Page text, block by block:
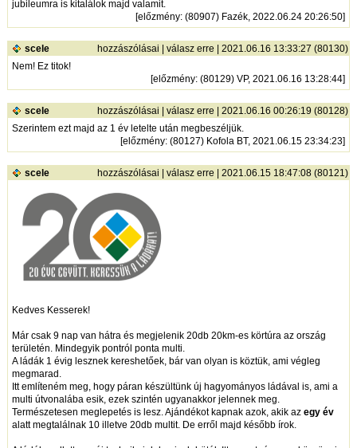
jubileumra is kitalálok majd valamit.
[előzmény: (80907) Fazék, 2022.06.24 20:26:50]
scele hozzászólásai |válasz erre | 2021.06.16 13:33:27 (80130)
Nem! Ez titok!
[előzmény: (80129) VP, 2021.06.16 13:28:44]
scele hozzászólásai |válasz erre | 2021.06.16 00:26:19 (80128)
Szerintem ezt majd az 1 év letelte után megbeszéljük.
[előzmény: (80127) Kofola BT, 2021.06.15 23:34:23]
scele hozzászólásai |válasz erre | 2021.06.15 18:47:08 (80121)
Kedves Kesserek!
Már csak 9 nap van hátra és megjelenik 20db 20km-es körtúra az ország
területén. Mindegyik pontról ponta multi.
A ládák 1 évig lesznek kereshetőek, bár van olyan is köztük, ami végleg
megmarad.
Itt említeném meg, hogy páran készültünk új hagyományos ládával is, ami a
multi útvonalába esik, ezek szintén ugyanakkor jelennek meg.
Természetesen meglepetés is lesz. Ajándékot kapnak azok, akik azegy év
alatt megtalálnak 10 illetve 20db multit. De erről majd később írok.